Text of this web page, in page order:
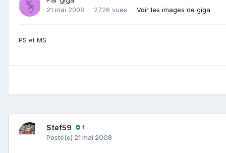
21 mai 2008 2726 vues Voir les images de giga
PS et MS
Stef59 1
Posté(e) 21 mai 2008